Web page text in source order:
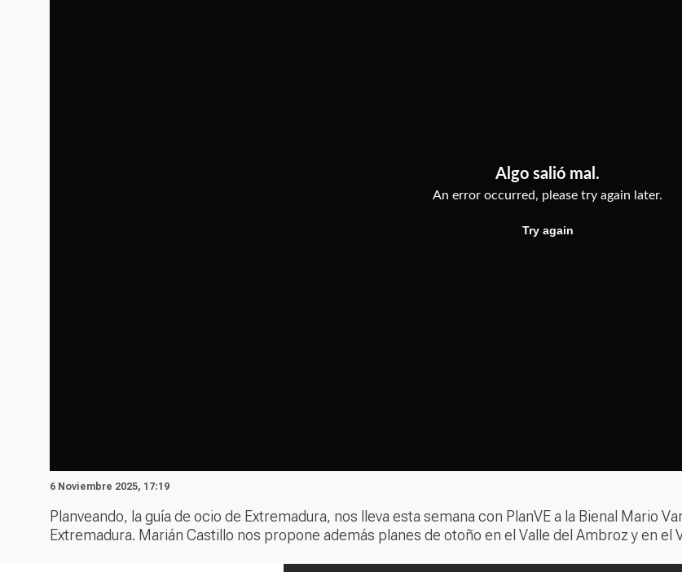
6 Noviembre 2025, 17:19
Planveando, la guía de ocio de Extremadura, nos lleva esta semana con PlanVE a la Bienal Mario
Extremadura. Marián Castillo nos propone además planes de otoño en el Valle del Ambroz y en el